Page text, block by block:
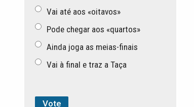
Vai até aos «oitavos»
Pode chegar aos «quartos»
Ainda joga as meias-finais
Vai à final e traz a Taça